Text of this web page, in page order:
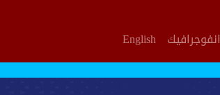
انفوجرافيك English